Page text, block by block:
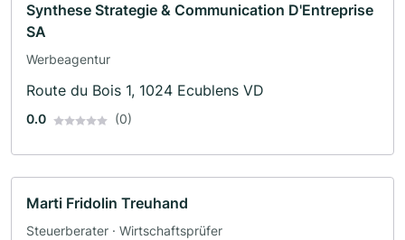
Synthese Strategie & Communication D'Entreprise
SA
Werbeagentur
Route du Bois 1, 1024 Ecublens VD
0.0 (0)
Marti Fridolin Treuhand
Steuerberater · Wirtschaftsprüfer